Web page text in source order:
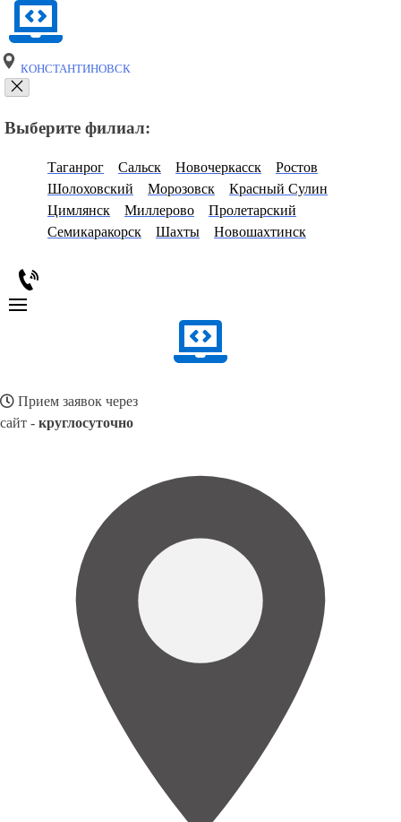
КОНСТАНТИНОВСК
Выберите филиал:
Таганрог Сальск Новочеркасск
Ростов
Шолоховский
Морозовск
Красный Сулин
Цимлянск
Миллерово
Пролетарский
Семикаракорск
Шахты Новошахтинск
Прием заявок через
сайт - круглосуточно